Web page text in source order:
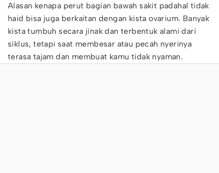
Alasan kenapa perut bagian bawah sakit padahal tidak
haid bisa juga berkaitan dengan kista ovarium. Banyak
kista tumbuh secara jinak dan terbentuk alami dari
siklus, tetapi saat membesar atau pecah nyerinya
terasa tajam dan membuat kamu tidak nyaman.